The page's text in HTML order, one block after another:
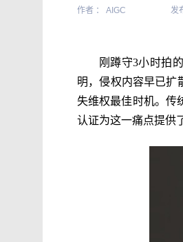
作者 ： AIGC 发
刚蹲守3小时拍
明，侵权内容早已扩
失维权最佳时机。传
认证为这一痛点提供